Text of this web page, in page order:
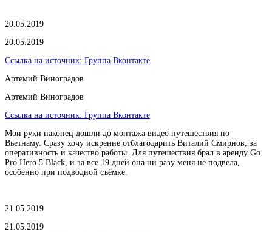
20.05.2019
20.05.2019
Ссылка на источник: Группа Вконтакте
Артемий Виноградов
Артемий Виноградов
Ссылка на источник: Группа Вконтакте
Мои руки наконец дошли до монтажа видео путешествия по
Вьетнаму. Сразу хочу искренне отблагодарить Виталий Смирнов, за
оперативность и качество работы. Для путешествия брал в аренду Go
Pro Hero 5 Black, и за все 19 дней она ни разу меня не подвела,
особенно при подводной съёмке.
21.05.2019
21.05.2019